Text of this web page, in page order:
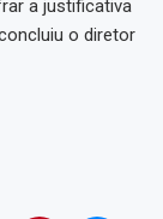
a justificativa
o diretor